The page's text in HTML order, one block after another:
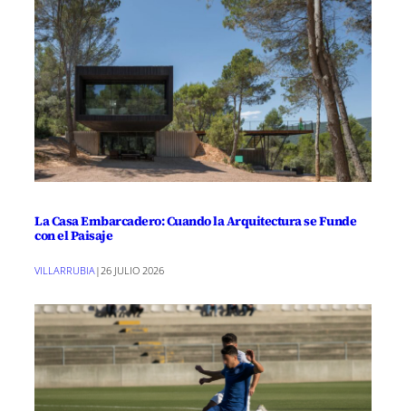
La Casa Embarcadero: Cuando la Arquitectura se Funde
con el Paisaje
VILLARRUBIA|26 JULIO 2026